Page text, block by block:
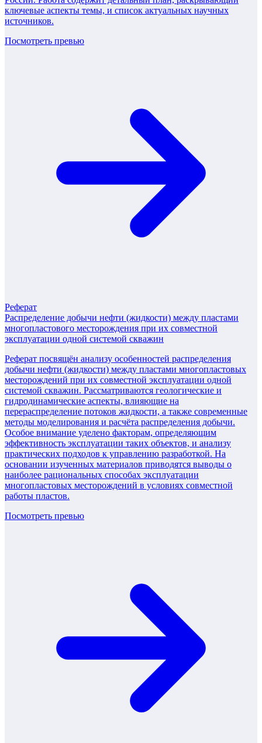
ключевые аспекты темы, и список актуальных научных
источников.
Посмотреть превью
Реферат
Распределение добычи нефти (жидкости) между пластами
многопластового месторождения при их совместной
эксплуатации одной системой скважин
Реферат посвящён анализу особенностей распределения
добычи нефти (жидкости) между пластами многопластовых
месторождений при их совместной эксплуатации одной
системой скважин. Рассматриваются геологические и
гидродинамические аспекты, влияющие на
перераспределение потоков жидкости, а также современные
методы моделирования и расчёта распределения добычи.
Особое внимание уделено факторам, определяющим
эффективность эксплуатации таких объектов, и анализу
практических подходов к управлению разработкой. На
основании изученных материалов приводятся выводы о
наиболее рациональных способах эксплуатации
многопластовых месторождений в условиях совместной
работы пластов.
Посмотреть превью